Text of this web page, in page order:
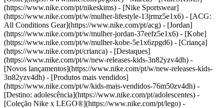
(https://www.nike.com/pt/nikeskims) - [Nike Sportswear]
(https://www.nike.com/pt/w/mulher-lifestyle-13jrmz5e1x6) - [ACG:
All Conditions Gear](https://www.nike.com/pt/acg) - [Jordan]
(https://www.nike.com/pt/w/mulher-jordan-37eefz5e1x6) - [Kobe]
(https://www.nike.com/pt/w/mulher-kobe-5e1x6zpgd6) - [Criança]
(https://www.nike.com/pt/crianca) - [Destaques]
(https://www.nike.com/pt/w/new-releases-kids-3n82yzv4dh) -
[Novos lançamentos](https://www.nike.com/pt/w/new-releases-kids-
3n82yzv4dh) - [Produtos mais vendidos]
(https://www.nike.com/pt/w/kids-mais-vendidos-76m50zv4dh) -
[Destino: adolescência](https://www.nike.com/pt/adolescentes) -
[Coleção Nike x LEGO®](https://www.nike.com/pt/lego) -